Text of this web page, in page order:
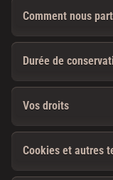
Comment nous
Durée de
Vos droits
Cookies et autres